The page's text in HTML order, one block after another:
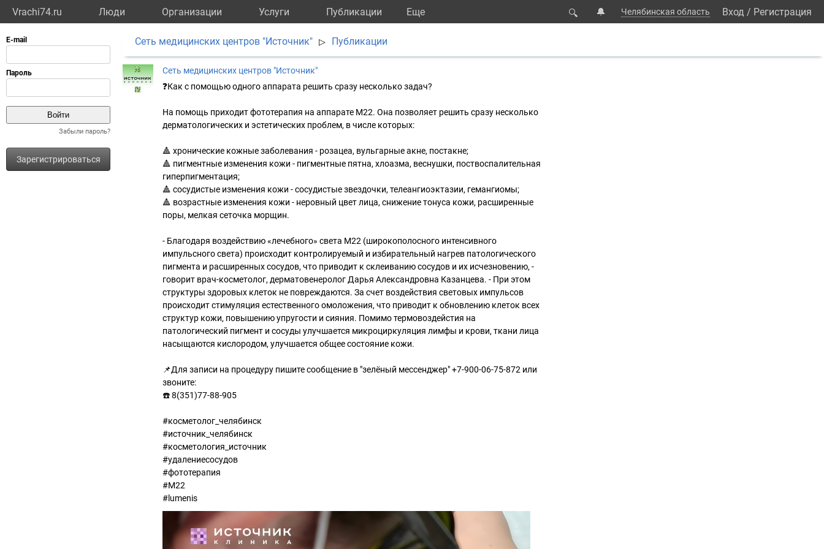
Vrachi74.ru Люди Организации Услуги Публикации Eще 🔍 🔔 Челябинская область Вход / Регистрация
Забыли пароль?
Зарегистрироваться
Сеть медицинских центров "Источник" ▷ Публикации
Сеть медицинских центров "Источник"
❓Как с помощью одного аппарата решить сразу несколько задач?
На помощь приходит фототерапия на аппарате М22. Она позволяет решить сразу несколько
дерматологических и эстетических проблем, в числе которых:
🔺 хронические кожные заболевания - розацеа, вульгарные акне, постакне;
🔺 пигментные изменения кожи - пигментные пятна, хлоазма, веснушки, поствоспалительная
гиперпигментация;
🔺 сосудистые изменения кожи - сосудистые звездочки, телеангиоэктазии, гемангиомы;
🔺 возрастные изменения кожи - неровный цвет лица, снижение тонуса кожи, расширенные
поры, мелкая сеточка морщин.
- Благодаря воздействию «лечебного» света М22 (широкополосного интенсивного
импульсного света) происходит контролируемый и избирательный нагрев патологического
пигмента и расширенных сосудов, что приводит к склеиванию сосудов и их исчезновению, -
говорит врач-косметолог, дерматовенеролог Дарья Александровна Казанцева. - При этом
структуры здоровых клеток не повреждаются. За счет воздействия световых импульсов
происходит стимуляция естественного омоложения, что приводит к обновлению клеток всех
структур кожи, повышению упругости и сияния. Помимо термовоздейстия на
патологический пигмент и сосуды улучшается микроциркуляция лимфы и крови, ткани лица
насыщаются кислородом, улучшается общее состояние кожи.
📌Для записи на процедуру пишите сообщение в "зелёный мессенджер" +7-900-06-75-872 или
звоните:
☎️ 8(351)77-88-905
#косметолог_челябинск
#источник_челябинск
#косметология_источник
#удалениесосудов
#фототерапия
#М22
#lumenis